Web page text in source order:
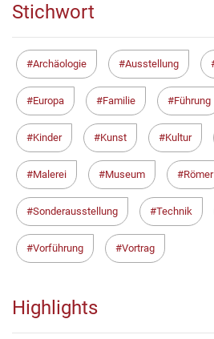
Stichwort
Archäologie Ausstellung
Europa Familie Führung
Kinder Kunst Kultur
Malerei Museum Römer
Sonderausstellung Technik
Vorführung Vortrag
Highlights